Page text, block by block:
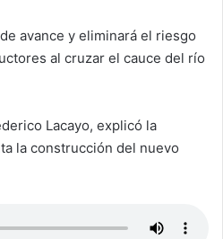
avance y eliminará el riesgo
al cruzar el cauce del río
Lacayo, explicó la
la construcción del nuevo